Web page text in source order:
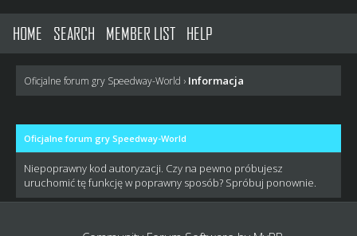
HOME SEARCH MEMBER LIST HELP
Oficjalne forum gry Speedway-World › Informacja
Oficjalne forum gry Speedway-World
Niepoprawny kod autoryzacji. Czy na pewno próbujesz
uruchomić tę funkcję w poprawny sposób? Spróbuj ponownie.